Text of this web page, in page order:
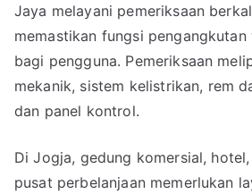
Jaya melayani pemeriksaan
memastikan fungsi
bagi pengguna. Pemeriksaan
mekanik, sistem kelistrikan, rem
dan panel kontrol.
Di Jogja, gedung komersial,
pusat perbelanjaan memerlukan